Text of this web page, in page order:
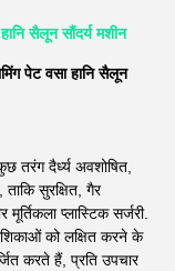
सैलून सौंदर्य मशीन
पेट वसा हानि सैलून
तरंग दैर्ध्य अवशोषित,
सुरक्षित, गैर
प्लास्टिक सर्जरी.
को लक्षित करने के
करते हैं, प्रति उपचार